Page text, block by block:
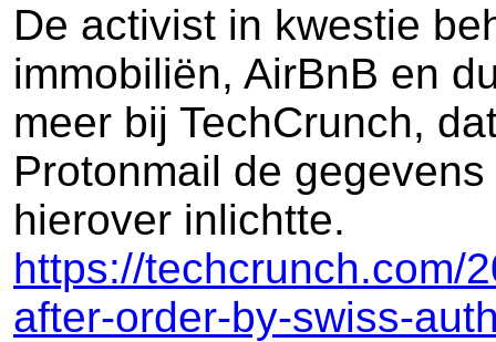
De activist in kwestie
immobiliën, AirBnB en
meer bij TechCrunch,
Protonmail de
hierover inlichtte.
https://techcrunch.com/
after-order-by-swiss-